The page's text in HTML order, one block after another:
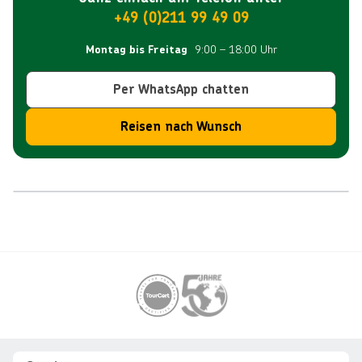
+49 (0)211 99 49 09
Montag bis Freitag 9:00 – 18:00 Uhr
Per WhatsApp chatten
Reisen nach Wunsch
Reiseroute